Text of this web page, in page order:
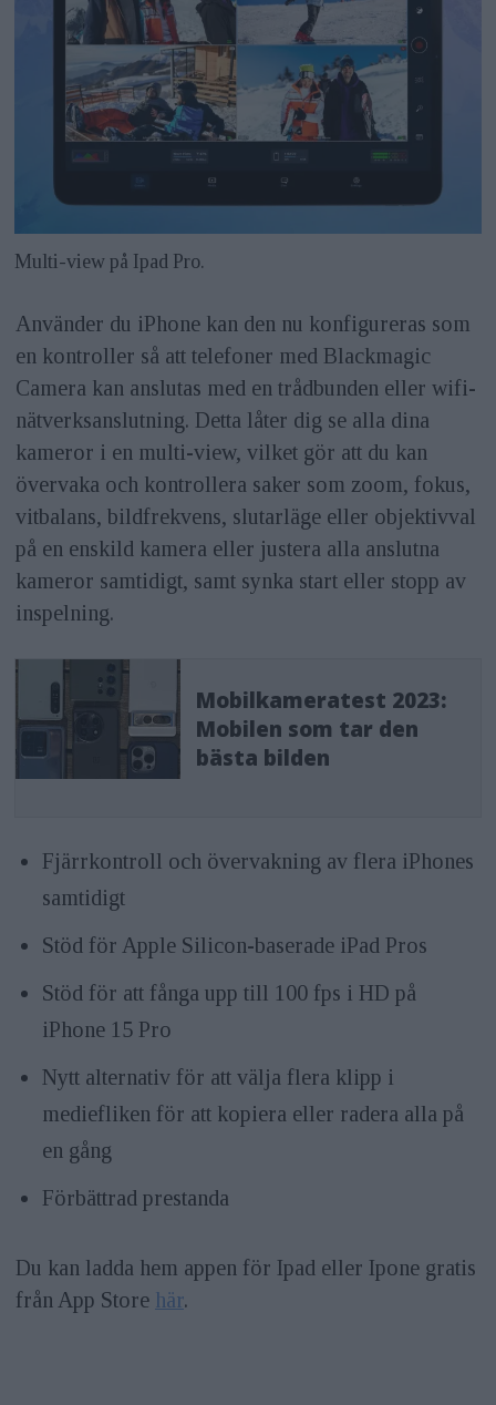
Multi-view på Ipad Pro.
Använder du iPhone kan den nu konfigureras som
en kontroller så att telefoner med Blackmagic
Camera kan anslutas med en trådbunden eller wifi-
nätverksanslutning. Detta låter dig se alla dina
kameror i en multi-view, vilket gör att du kan
övervaka och kontrollera saker som zoom, fokus,
vitbalans, bildfrekvens, slutarläge eller objektivval
på en enskild kamera eller justera alla anslutna
kameror samtidigt, samt synka start eller stopp av
inspelning.
Mobilkameratest 2023:
Mobilen som tar den
bästa bilden
Fjärrkontroll och övervakning av flera iPhones
samtidigt
Stöd för Apple Silicon-baserade iPad Pros
Stöd för att fånga upp till 100 fps i HD på
iPhone 15 Pro
Nytt alternativ för att välja flera klipp i
mediefliken för att kopiera eller radera alla på
en gång
Förbättrad prestanda
Du kan ladda hem appen för Ipad eller Ipone gratis
från App Store här.